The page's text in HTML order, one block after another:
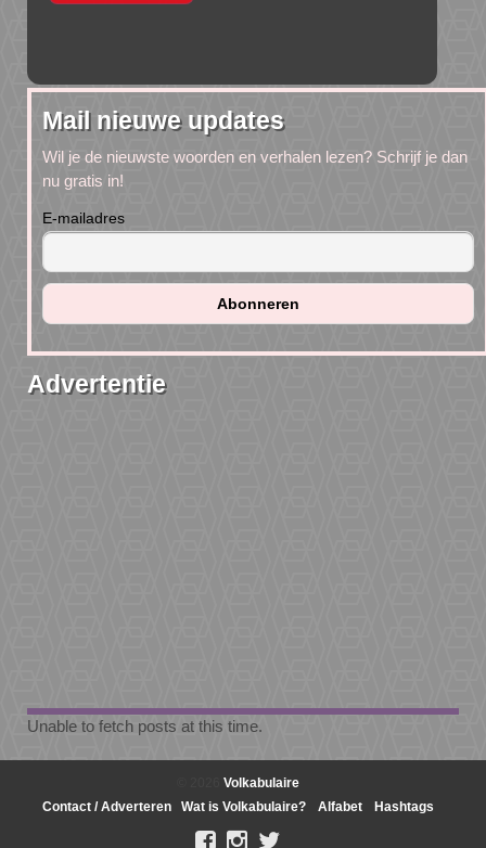
Mail nieuwe updates
Wil je de nieuwste woorden en verhalen lezen? Schrijf je dan
nu gratis in!
E-mailadres
Advertentie
Unable to fetch posts at this time.
Volkabulaire
Contact / Adverteren
Wat is Volkabulaire? Alfabet Hashtags